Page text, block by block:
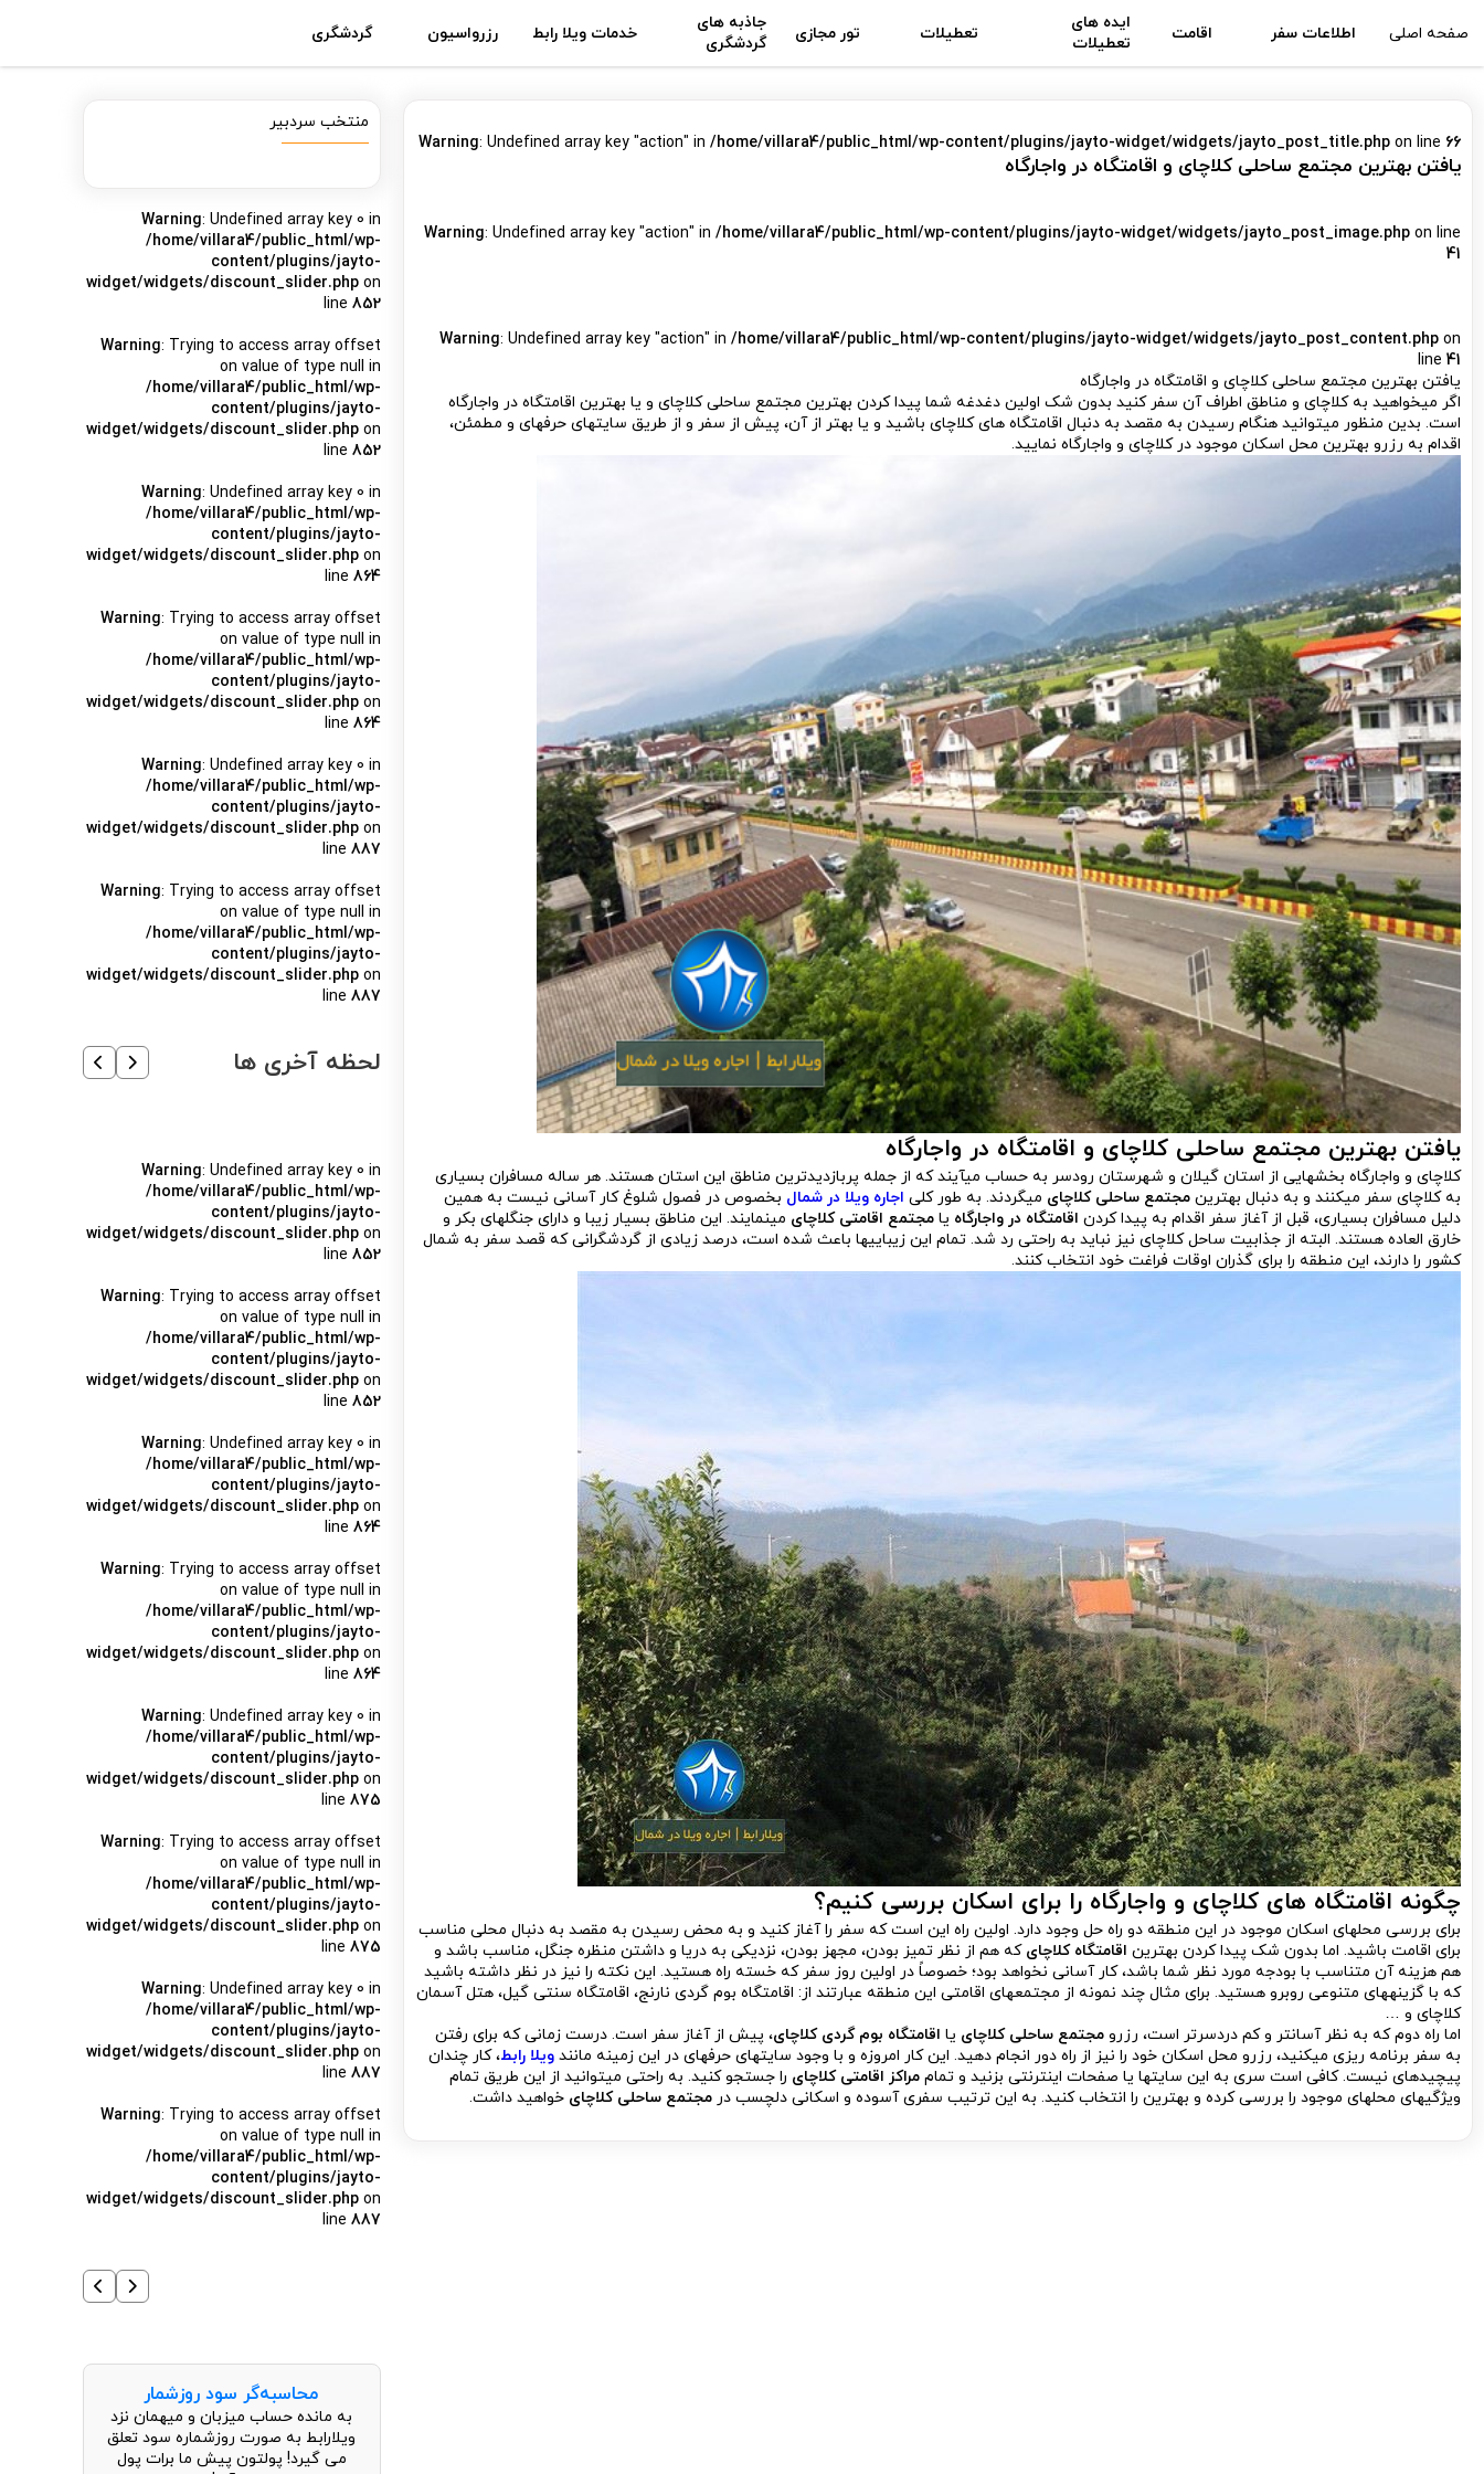
صفحه اصلی اطلاعات سفر اقامت
ایده های
تعطیلات
تعطیلات تور مجازی
جاذبه های
گردشگری
خدمات ویلا رابط رزرواسیون گردشگری
Warning: Undefined array key "action" in /home/villara4/public_html/wp-content/plugins/jayto-widget/widgets/jayto_post_title.php on line 66
یافتن بهترین مجتمع ساحلی کلاچای و اقامتگاه در واجارگاه
Warning: Undefined array key "action" in /home/villara4/public_html/wp-content/plugins/jayto-widget/widgets/jayto_post_image.php on line
41
Warning: Undefined array key "action" in /home/villara4/public_html/wp-content/plugins/jayto-widget/widgets/jayto_post_content.php on
line 41
یافتن بهترین مجتمع ساحلی کلاچای و اقامتگاه در واجارگاه
اگر می­خواهید به کلاچای و مناطق اطراف آن سفر کنید بدون شک اولین دغدغه شما پیدا کردن بهترین مجتمع ساحلی کلاچای و یا بهترین اقامتگاه در واجارگاه
است. بدین منظور می­توانید هنگام رسیدن به مقصد به دنبال اقامتگاه های کلاچای باشید و یا بهتر از آن، پیش از سفر و از طریق سایت­­های حرفه­ای و مطمئن،
اقدام به رزرو بهترین محل اسکان موجود در کلاچای و واجارگاه نمایید.
یافتن بهترین مجتمع ساحلی کلاچای و اقامتگاه در واجارگاه
کلاچای و واجارگاه بخش­هایی از استان گیلان و شهرستان رودسر به حساب می­آیند که از جمله پربازدیدترین مناطق این استان هستند. هر ساله مسافران بسیاری
به کلاچای سفر می­کنند و به دنبال بهترین مجتمع ساحلی کلاچای می­گردند. به طور کلی اجاره ویلا در شمال بخصوص در فصول شلوغ کار آسانی نیست به همین
دلیل مسافران بسیاری، قبل از آغاز سفر اقدام به پیدا کردن اقامتگاه در واجارگاه یا مجتمع اقامتی کلاچای می­نمایند. این مناطق بسیار زیبا و دارای جنگل­های بکر و
خارق العاده هستند. البته از جذابیت ساحل کلاچای نیز نباید به راحتی رد شد. تمام این زیبایی­ها باعث شده است، درصد زیادی از گردشگرانی که قصد سفر به شمال
کشور را دارند، این منطقه را برای گذران اوقات فراغت خود انتخاب کنند.
چگونه اقامتگاه های کلاچای و واجارگاه را برای اسکان بررسی کنیم؟
برای بررسی محل­های اسکان موجود در این منطقه دو راه حل وجود دارد. اولین راه این است که سفر را آغاز کنید و به محض رسیدن به مقصد به دنبال محلی مناسب
برای اقامت باشید. اما بدون شک پیدا کردن بهترین اقامتگاه کلاچای که هم از نظر تمیز بودن، مجهز بودن، نزدیکی به دریا و داشتن منظره جنگل، مناسب باشد و
هم هزینه آن متناسب با بودجه مورد نظر شما باشد، کار آسانی نخواهد بود؛ خصوصاً در اولین روز سفر که خسته راه هستید. این نکته را نیز در نظر داشته باشید
که با گزینه­های متنوعی روبرو هستید. برای مثال چند نمونه از مجتمع­های اقامتی این منطقه عبارتند از: اقامتگاه بوم گردی نارنج، اقامتگاه سنتی گیل، هتل آسمان
کلاچای و …
اما راه دوم که به نظر آسان­تر و کم دردسرتر است، رزرو مجتمع ساحلی کلاچای یا اقامتگاه بوم گردی کلاچای، پیش از آغاز سفر است. درست زمانی که برای رفتن
به سفر برنامه ریزی می­کنید، رزرو محل اسکان خود را نیز از راه دور انجام دهید. این کار امروزه و با وجود سایت­های حرفه­ای در این زمینه مانند ویلا رابط، کار چندان
پیچیده­ای نیست. کافی است سری به این سایت­ها یا صفحات اینترنتی بزنید و تمام مراکز اقامتی کلاچای را جستجو کنید. به راحتی می­توانید از این طریق تمام
ویژگی­های محل­های موجود را بررسی کرده و بهترین را انتخاب کنید. به این ترتیب سفری آسوده و اسکانی دلچسب در مجتمع ساحلی کلاچای خواهید داشت.
منتخب سردبیر
Warning: Undefined array key 0 in
/home/villara4/public_html/wp-
content/plugins/jayto-
widget/widgets/discount_slider.php on
line852
Warning: Trying to access array offset
on value of type null in
/home/villara4/public_html/wp-
content/plugins/jayto-
widget/widgets/discount_slider.php on
line852
Warning: Undefined array key 0 in
/home/villara4/public_html/wp-
content/plugins/jayto-
widget/widgets/discount_slider.php on
line864
Warning: Trying to access array offset
on value of type null in
/home/villara4/public_html/wp-
content/plugins/jayto-
widget/widgets/discount_slider.php on
line864
Warning: Undefined array key 0 in
/home/villara4/public_html/wp-
content/plugins/jayto-
widget/widgets/discount_slider.php on
line887
Warning: Trying to access array offset
on value of type null in
/home/villara4/public_html/wp-
content/plugins/jayto-
widget/widgets/discount_slider.php on
line887
لحظه آخری ها
Warning: Undefined array key 0 in
/home/villara4/public_html/wp-
content/plugins/jayto-
widget/widgets/discount_slider.php on
line852
Warning: Trying to access array offset
on value of type null in
/home/villara4/public_html/wp-
content/plugins/jayto-
widget/widgets/discount_slider.php on
line852
Warning: Undefined array key 0 in
/home/villara4/public_html/wp-
content/plugins/jayto-
widget/widgets/discount_slider.php on
line864
Warning: Trying to access array offset
on value of type null in
/home/villara4/public_html/wp-
content/plugins/jayto-
widget/widgets/discount_slider.php on
line864
Warning: Undefined array key 0 in
/home/villara4/public_html/wp-
content/plugins/jayto-
widget/widgets/discount_slider.php on
line875
Warning: Trying to access array offset
on value of type null in
/home/villara4/public_html/wp-
content/plugins/jayto-
widget/widgets/discount_slider.php on
line875
Warning: Undefined array key 0 in
/home/villara4/public_html/wp-
content/plugins/jayto-
widget/widgets/discount_slider.php on
line887
Warning: Trying to access array offset
on value of type null in
/home/villara4/public_html/wp-
content/plugins/jayto-
widget/widgets/discount_slider.php on
line887
محاسبه‌گر سود روزشمار
به مانده حساب میزبان و میهمان نزد
ویلارابط به صورت روزشماره سود تعلق
می گیرد! پولتون پیش ما برات پول